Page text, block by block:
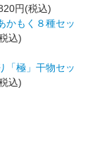
円(税込)
かもく８種セッ
込)
「極」干物セッ
込)